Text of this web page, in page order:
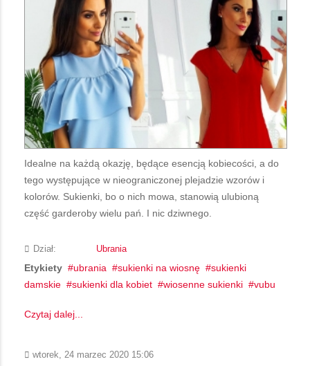
Idealne na każdą okazję, będące esencją kobiecości, a do
tego występujące w nieograniczonej plejadzie wzorów i
kolorów. Sukienki, bo o nich mowa, stanowią ulubioną
część garderoby wielu pań. I nic dziwnego.
Dział: Ubrania
Etykiety ubrania sukienki na wiosnę
sukienki
damskie
sukienki dla kobiet wiosenne sukienki vubu
Czytaj dalej...
wtorek, 24 marzec 2020 15:06